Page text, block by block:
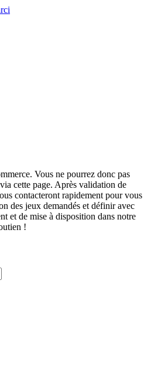
Vous ne pourrez donc pas
cette page. Après validation de
contacteront rapidement pour vous
des jeux demandés et définir avec
et de mise à disposition dans notre
!